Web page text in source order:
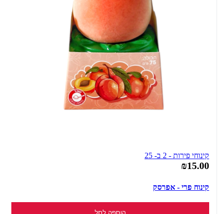
קינוחי פירות - 2 ב- 25
₪15.00
קינוח פרי - אפרסק